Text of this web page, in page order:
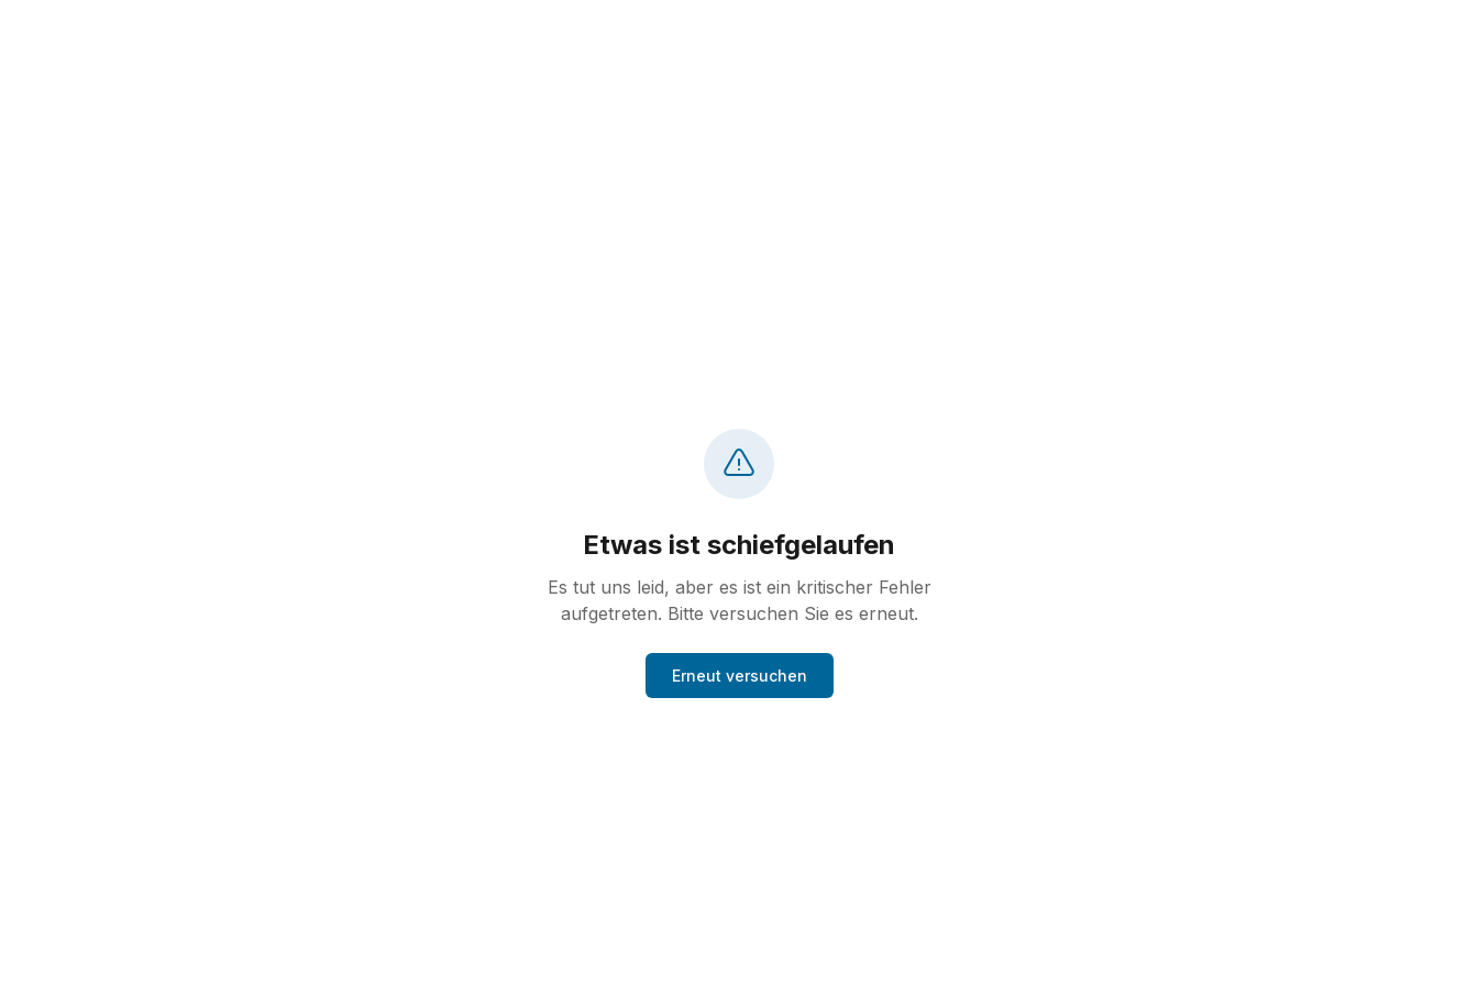
Etwas ist schiefgelaufen
Es tut uns leid, aber es ist ein kritischer Fehler
aufgetreten. Bitte versuchen Sie es erneut.
Erneut versuchen